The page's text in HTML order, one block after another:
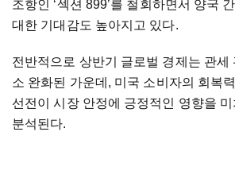
조항인 ‘섹션 899’를 철회하면서 양국
대한 기대감도 높아지고 있다.
전반적으로 상반기 글로벌 경제는 관세
소 완화된 가운데, 미국 소비자의 회복
선전이 시장 안정에 긍정적인 영향을
분석된다.